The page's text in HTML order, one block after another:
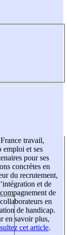
travail,
emploi et ses
pour ses
concrètes en
du recrutement,
et de
de
en
de handicap.
en savoir plus,
cet article.